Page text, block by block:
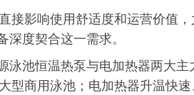
接影响使用舒适度和运营价值
度契合这一需求。
泳池恒温热泵与电加热器两大
型商用泳池；电加热器升温快